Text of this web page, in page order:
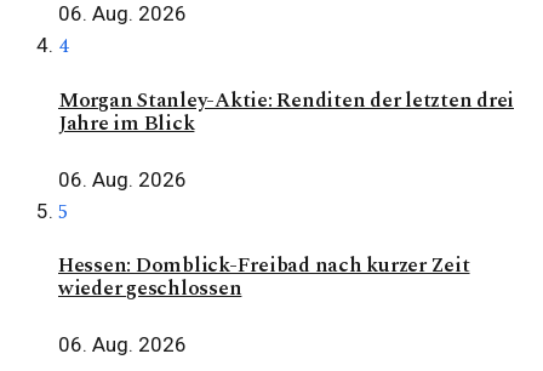
06. Aug. 2026
4
Morgan Stanley-Aktie: Renditen der letzten drei
Jahre im Blick
06. Aug. 2026
5
Hessen: Domblick-Freibad nach kurzer Zeit
wieder geschlossen
06. Aug. 2026